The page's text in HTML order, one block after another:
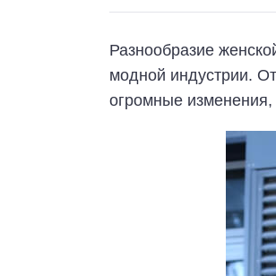
Разнообразие
модной индустрии.
огромные